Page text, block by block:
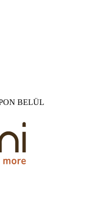
BELÜL